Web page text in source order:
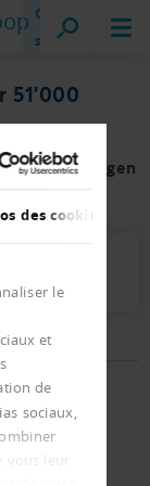
des cookies
le
et
de
sociaux,
vous leur
Creditreform
sur place
51'000